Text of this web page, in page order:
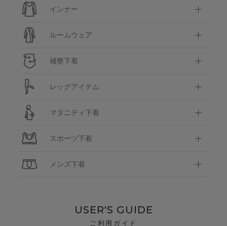
インナー
ルームウェア
補整下着
レッグアイテム
マタニティ下着
スポーツ下着
メンズ下着
USER'S GUIDE
ご利用ガイド